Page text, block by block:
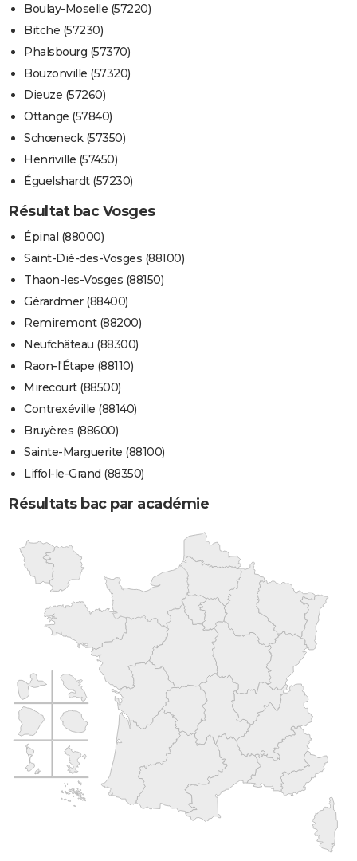
Boulay-Moselle (57220)
Bitche (57230)
Phalsbourg (57370)
Bouzonville (57320)
Dieuze (57260)
Ottange (57840)
Schœneck (57350)
Henriville (57450)
Éguelshardt (57230)
Résultat bac Vosges
Épinal (88000)
Saint-Dié-des-Vosges (88100)
Thaon-les-Vosges (88150)
Gérardmer (88400)
Remiremont (88200)
Neufchâteau (88300)
Raon-l'Étape (88110)
Mirecourt (88500)
Contrexéville (88140)
Bruyères (88600)
Sainte-Marguerite (88100)
Liffol-le-Grand (88350)
Résultats bac par académie